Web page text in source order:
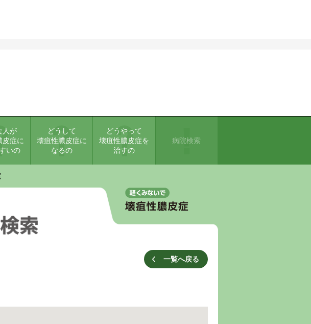
人が
皮症に
いの
どうして
壊疽性膿皮症に
なるの
どうやって
壊疽性膿皮症を
治すの
病院検索
一覧へ戻る